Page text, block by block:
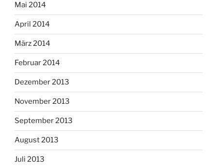
Mai 2014
April 2014
März 2014
Februar 2014
Dezember 2013
November 2013
September 2013
August 2013
Juli 2013